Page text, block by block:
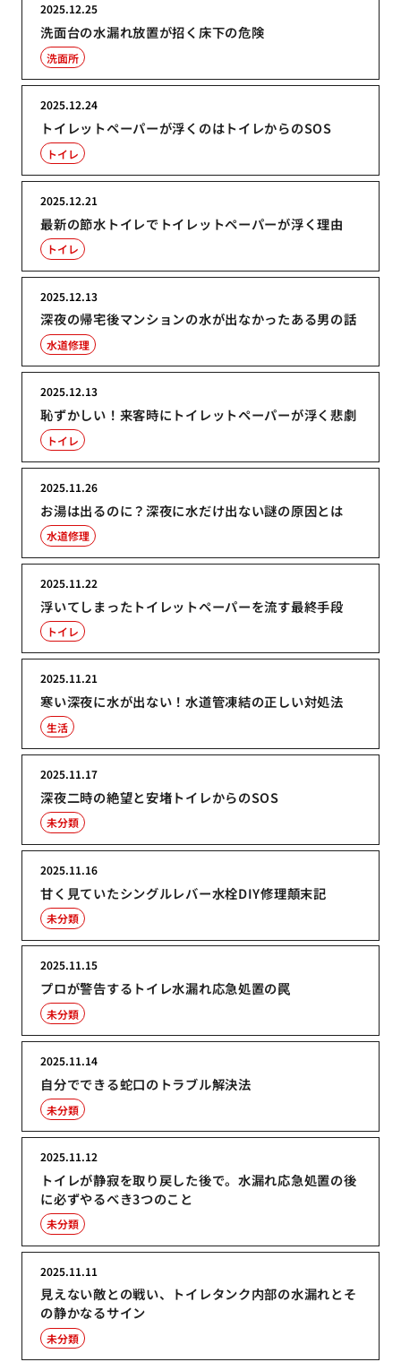
洗面台の水漏れ放置が招く床下の危険
2025.12.25
洗面所
トイレットペーパーが浮くのはトイレからのSOS
2025.12.24
トイレ
最新の節水トイレでトイレットペーパーが浮く理由
2025.12.21
トイレ
深夜の帰宅後マンションの水が出なかったある男の話
2025.12.13
水道修理
恥ずかしい！来客時にトイレットペーパーが浮く悲劇
2025.12.13
トイレ
お湯は出るのに？深夜に水だけ出ない謎の原因とは
2025.11.26
水道修理
浮いてしまったトイレットペーパーを流す最終手段
2025.11.22
トイレ
寒い深夜に水が出ない！水道管凍結の正しい対処法
2025.11.21
生活
深夜二時の絶望と安堵トイレからのSOS
2025.11.17
未分類
甘く見ていたシングルレバー水栓DIY修理顛末記
2025.11.16
未分類
プロが警告するトイレ水漏れ応急処置の罠
2025.11.15
未分類
自分でできる蛇口のトラブル解決法
2025.11.14
未分類
トイレが静寂を取り戻した後で。水漏れ応急処置の後
に必ずやるべき3つのこと
2025.11.12
未分類
見えない敵との戦い、トイレタンク内部の水漏れとそ
の静かなるサイン
2025.11.11
未分類